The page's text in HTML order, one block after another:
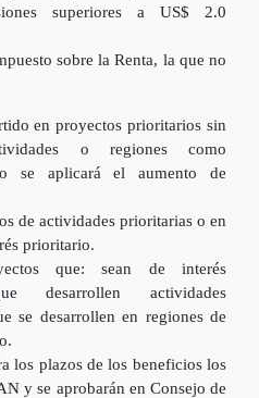
superiores a US$ 2.0
sobre la Renta, la que no
en proyectos prioritarios sin
o regiones como
se aplicará el aumento de
de actividades prioritarias o en
prioritario.
que: sean de interés
desarrollen actividades
se desarrollen en regiones de
los plazos de los beneficios los
y se aprobarán en Consejo de